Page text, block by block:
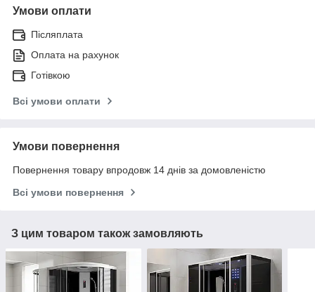
Умови оплати
Післяплата
Оплата на рахунок
Готівкою
Всі умови оплати
Умови повернення
Повернення товару впродовж 14 днів за домовленістю
Всі умови повернення
З цим товаром також замовляють